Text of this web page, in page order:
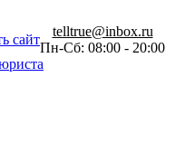
сайт
telltrue@inbox.ru
Пн-Сб: 08:00 - 20:00